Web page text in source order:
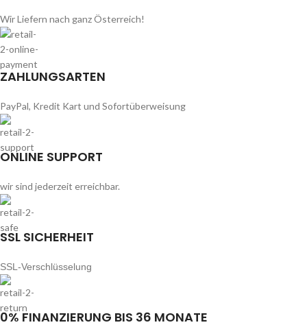
Wir Liefern nach ganz Österreich!
ZAHLUNGSARTEN
PayPal, Kredit Kart und Sofortüberweisung
ONLINE SUPPORT
wir sind jederzeit erreichbar.
SSL SICHERHEIT
SSL-Verschlüsselung
0% FINANZIERUNG BIS 36 MONATE